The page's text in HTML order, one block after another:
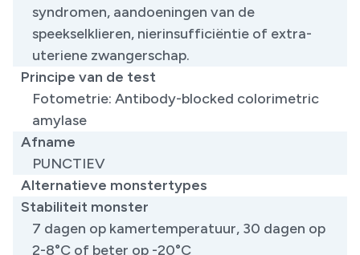
syndromen, aandoeningen van de
speekselklieren, nierinsufficiëntie of extra-
uteriene zwangerschap.
Principe van de test
Fotometrie: Antibody-blocked colorimetric
amylase
Afname
PUNCTIEV
Alternatieve monstertypes
Stabiliteit monster
7 dagen op kamertemperatuur, 30 dagen op
2-8°C of beter op -20°C